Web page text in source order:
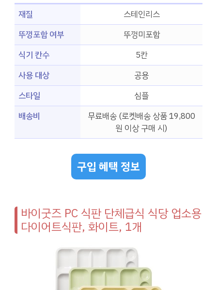
재질
스테인리스
뚜껑포함 여부
뚜껑미포함
식기 칸수
5칸
사용 대상
공용
스타일
심플
배송비
무료배송 (로켓배송 상품 19,800
원 이상 구매 시)
구입 혜택 정보
바이굿즈 PC 식판 단체급식 식당 업소용
다이어트식판, 화이트, 1개